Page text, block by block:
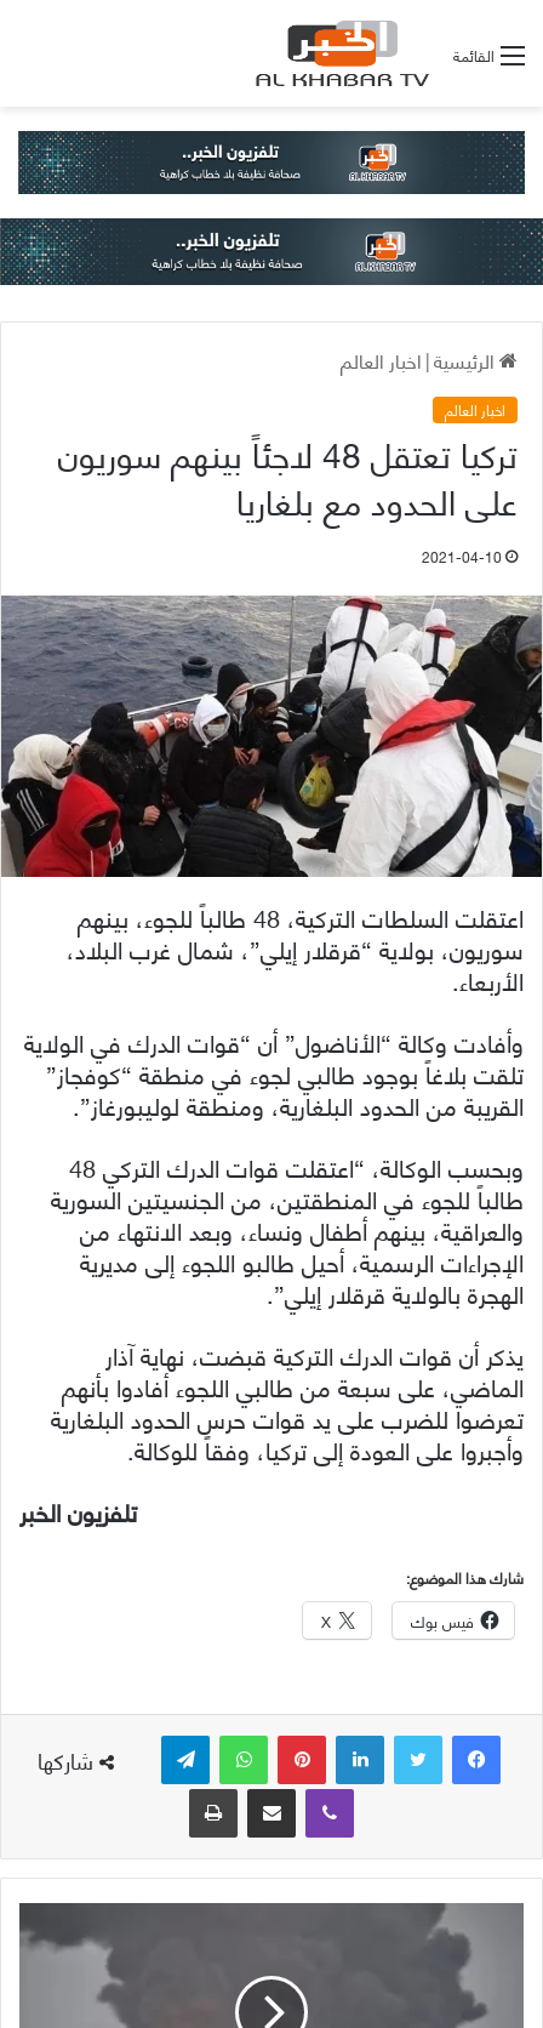
القائمة
الرئيسية|اخبار العالم
اخبار العالم
تركيا تعتقل 48 لاجئاً بينهم سوريون
على الحدود مع بلغاريا
2021-04-10
اعتقلت السلطات التركية، 48 طالباً للجوء، بينهم
سوريون، بولاية “قرقلار إيلي”، شمال غرب البلاد،
الأربعاء.
وأفادت وكالة “الأناضول” أن “قوات الدرك في الولاية
تلقت بلاغاً بوجود طالبي لجوء في منطقة “كوفجاز”
القريبة من الحدود البلغارية، ومنطقة لوليبورغاز”.
وبحسب الوكالة، “اعتقلت قوات الدرك التركي 48
طالباً للجوء في المنطقتين، من الجنسيتين السورية
والعراقية، بينهم أطفال ونساء، وبعد الانتهاء من
الإجراءات الرسمية، أحيل طالبو اللجوء إلى مديرية
الهجرة بالولاية قرقلار إيلي”.
يذكر أن قوات الدرك التركية قبضت، نهاية آذار
الماضي، على سبعة من طالبي اللجوء أفادوا بأنهم
تعرضوا للضرب على يد قوات حرس الحدود البلغارية
وأجبروا على العودة إلى تركيا، وفقاً للوكالة.
تلفزيون الخبر
شارك هذا الموضوع:
فيس بوك X
شاركها
لينكدإن بينتيريست واتساب
ڤايبر
مشاركة عبر البريد طباعة